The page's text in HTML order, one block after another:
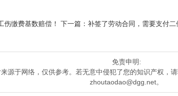
伤缴费基数赔偿！
下一篇：补签了劳动合同，需要支付二
免责申明:
源于网络，仅供参考。若无意中侵犯了您的知识产权，
zhoutaodao@dgg.net。